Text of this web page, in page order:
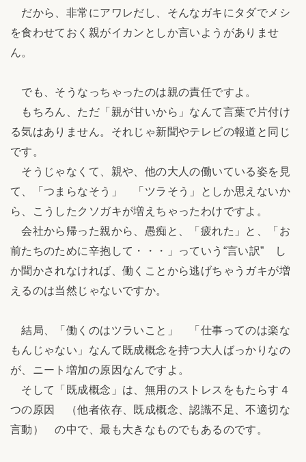
だから、非常にアワレだし、そんなガキにタダでメシ
を食わせておく親がイカンとしか言いようがありませ
ん。
でも、そうなっちゃったのは親の責任ですよ。
もちろん、ただ「親が甘いから」なんて言葉で片付け
る気はありません。それじゃ新聞やテレビの報道と同じ
です。
そうじゃなくて、親や、他の大人の働いている姿を見
て、「つまらなそう」 「ツラそう」としか思えないか
ら、こうしたクソガキが増えちゃったわけですよ。
会社から帰った親から、愚痴と、「疲れた」と、「お
前たちのために辛抱して・・・」っていう“言い訳” し
か聞かされなければ、働くことから逃げちゃうガキが増
えるのは当然じゃないですか。
結局、「働くのはツラいこと」 「仕事ってのは楽な
もんじゃない」なんて既成概念を持つ大人ばっかりなの
が、ニート増加の原因なんですよ。
そして「既成概念」は、無用のストレスをもたらす４
つの原因 （他者依存、既成概念、認識不足、不適切な
言動） の中で、最も大きなものでもあるのです。